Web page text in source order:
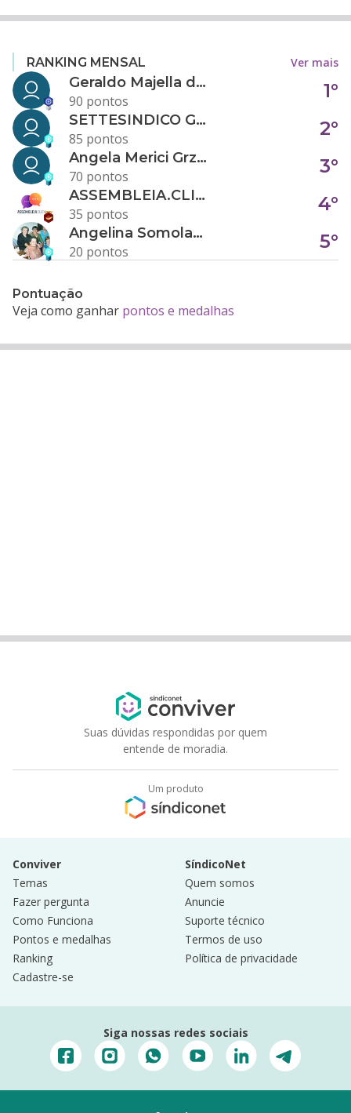
RANKING MENSAL Ver mais
Geraldo Majella da Silva
90 pontos
1°
SETTESINDICO GOVERNANÇA CONDOMINIAL
85 pontos
2°
Angela Merici Grzybowski
70 pontos
3°
ASSEMBLEIA.CLICK
35 pontos
4°
Angelina Somolanji R. Oliveira
20 pontos
5°
Pontuação
Veja como ganhar pontos e medalhas
Suas dúvidas respondidas por quem
entende de moradia.
Um produto
Conviver
Temas
Fazer pergunta
Como Funciona
Pontos e medalhas
Ranking
Cadastre-se
SíndicoNet
Quem somos
Anuncie
Suporte técnico
Termos de uso
Política de privacidade
Siga nossas redes sociais